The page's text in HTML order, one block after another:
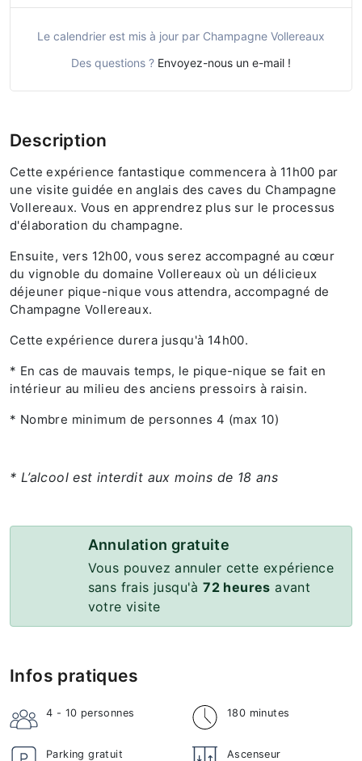
Le calendrier est mis à jour par Champagne Vollereaux
Des questions ? Envoyez-nous un e-mail !
Description
Cette expérience fantastique commencera à 11h00 par
une visite guidée en anglais des caves du Champagne
Vollereaux. Vous en apprendrez plus sur le processus
d'élaboration du champagne.
Ensuite, vers 12h00, vous serez accompagné au cœur
du vignoble du domaine Vollereaux où un délicieux
déjeuner pique-nique vous attendra, accompagné de
Champagne Vollereaux.
Cette expérience durera jusqu'à 14h00.
* En cas de mauvais temps, le pique-nique se fait en
intérieur au milieu des anciens pressoirs à raisin.
* Nombre minimum de personnes 4 (max 10)
* L’alcool est interdit aux moins de 18 ans
Annulation gratuite
Vous pouvez annuler cette expérience
sans frais jusqu'à72 heures avant
votre visite
Infos pratiques
4 - 10 personnes 180 minutes
Parking gratuit Ascenseur